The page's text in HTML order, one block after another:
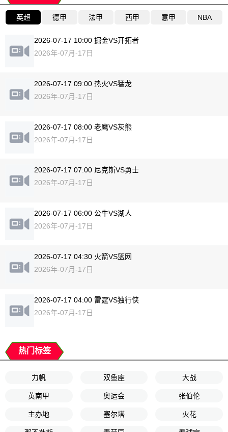
英超 德甲 法甲 西甲 意甲 NBA
2026-07-17 10:00 掘金VS开拓者
2026年-07月-17日
2026-07-17 09:00 热火VS猛龙
2026年-07月-17日
2026-07-17 08:00 老鹰VS灰熊
2026年-07月-17日
2026-07-17 07:00 尼克斯VS勇士
2026年-07月-17日
2026-07-17 06:00 公牛VS湖人
2026年-07月-17日
2026-07-17 04:30 火箭VS篮网
2026年-07月-17日
2026-07-17 04:00 雷霆VS独行侠
2026年-07月-17日
热门标签
力帆 双鱼座 大战
英南甲 奥运会 张伯伦
主办地 塞尔塔 火花